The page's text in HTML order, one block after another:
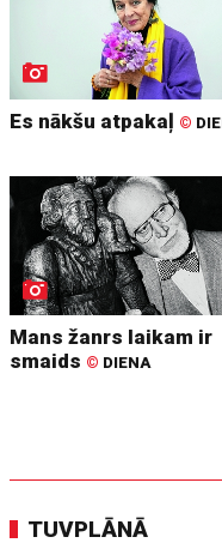
Es nākšu atpakaļ ©
Mans žanrs laikam ir
smaids © DIENA
TUVPLĀNĀ